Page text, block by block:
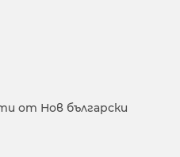
от Нов български